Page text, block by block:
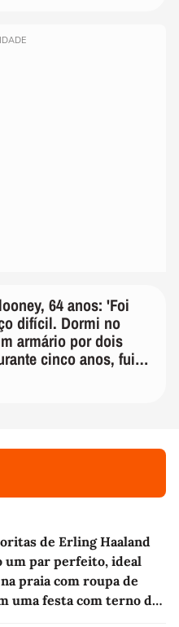
64 anos: 'Foi
difícil. Dormi no
armário por dois
cinco anos, fui
de Erling Haaland
um par perfeito, ideal
praia com roupa de
uma festa com terno de